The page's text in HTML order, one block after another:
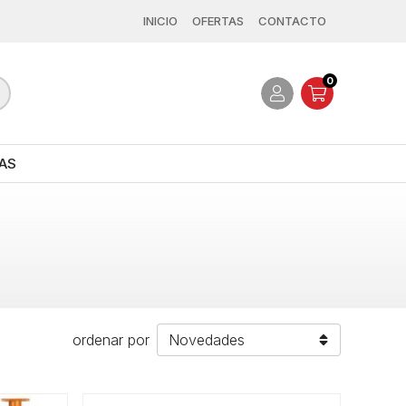
INICIO OFERTAS CONTACTO
0
ordenar por